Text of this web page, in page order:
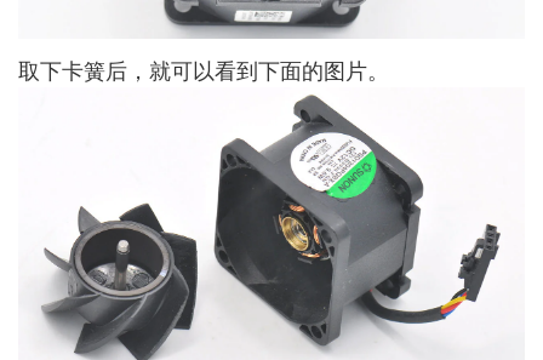
取下卡簧后，就可以看到下面的图片。